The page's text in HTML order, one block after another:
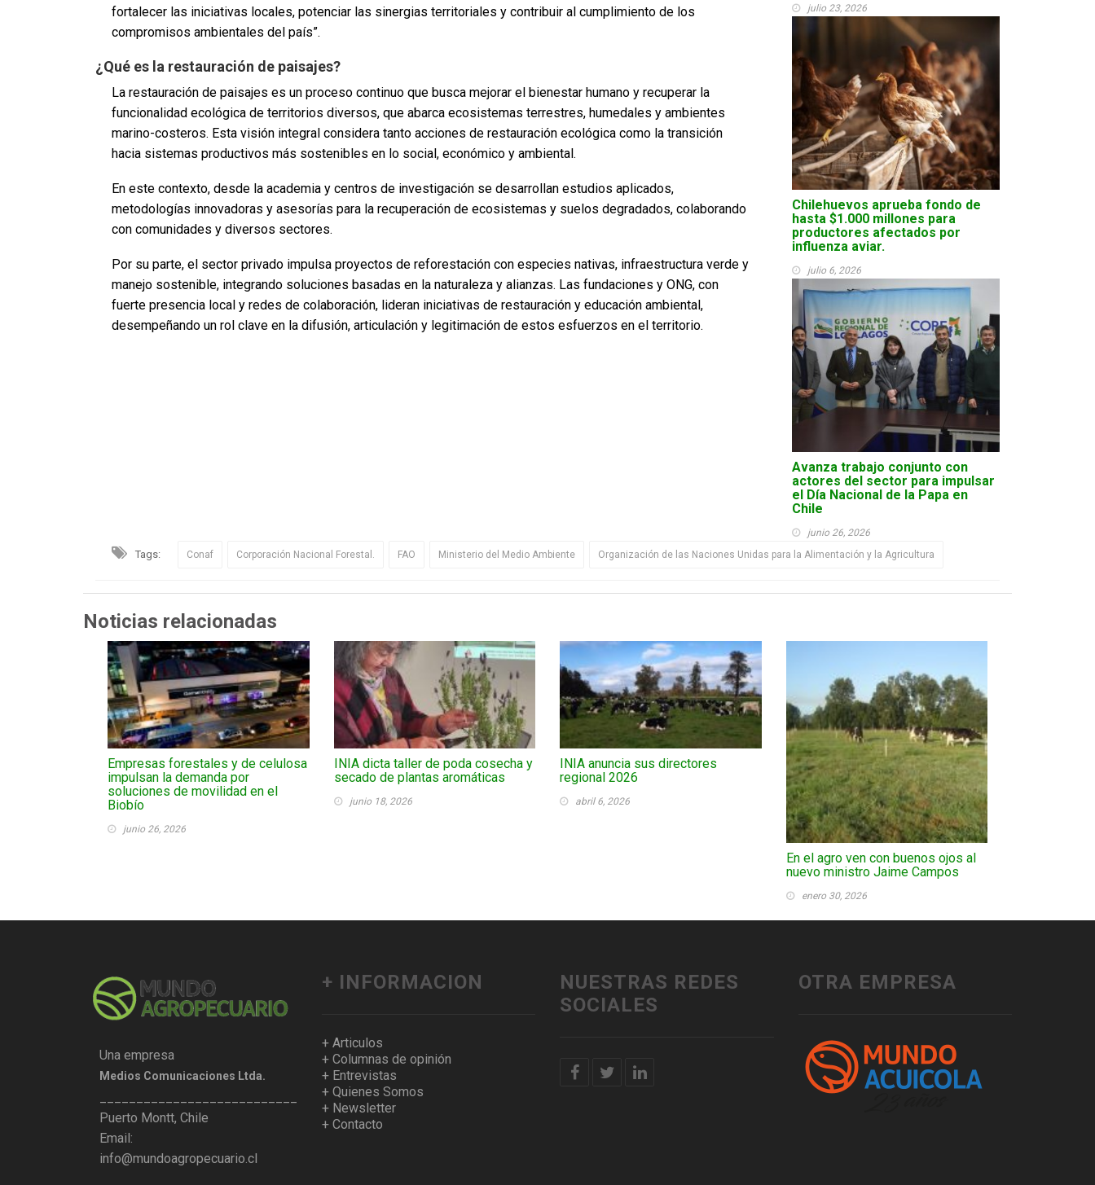
fortalecer las iniciativas locales, potenciar las sinergias territoriales y contribuir al cumplimiento de los
compromisos ambientales del país”.
¿Qué es la restauración de paisajes?
La restauración de paisajes es un proceso continuo que busca mejorar el bienestar humano y recuperar la
funcionalidad ecológica de territorios diversos, que abarca ecosistemas terrestres, humedales y ambientes
marino-costeros. Esta visión integral considera tanto acciones de restauración ecológica como la transición
hacia sistemas productivos más sostenibles en lo social, económico y ambiental.
En este contexto, desde la academia y centros de investigación se desarrollan estudios aplicados,
metodologías innovadoras y asesorías para la recuperación de ecosistemas y suelos degradados, colaborando
con comunidades y diversos sectores.
Por su parte, el sector privado impulsa proyectos de reforestación con especies nativas, infraestructura verde y
manejo sostenible, integrando soluciones basadas en la naturaleza y alianzas. Las fundaciones y ONG, con
fuerte presencia local y redes de colaboración, lideran iniciativas de restauración y educación ambiental,
desempeñando un rol clave en la difusión, articulación y legitimación de estos esfuerzos en el territorio.
julio 23, 2026
Chilehuevos aprueba fondo de
hasta $1.000 millones para
productores afectados por
influenza aviar.
julio 6, 2026
Avanza trabajo conjunto con
actores del sector para impulsar
el Día Nacional de la Papa en
Chile
junio 26, 2026
Tags: Conaf Corporación Nacional Forestal. FAO Ministerio del Medio Ambiente Organización de las Naciones Unidas para la Alimentación y la Agricultura
Noticias relacionadas
Empresas forestales y de celulosa
impulsan la demanda por
soluciones de movilidad en el
Biobío
junio 26, 2026
INIA dicta taller de poda cosecha y
secado de plantas aromáticas
junio 18, 2026
INIA anuncia sus directores
regional 2026
abril 6, 2026
En el agro ven con buenos ojos al
nuevo ministro Jaime Campos
enero 30, 2026
Una empresa
Medios Comunicaciones Ltda.
___________________________________
Puerto Montt, Chile
Email:
info@mundoagropecuario.cl
+ INFORMACION
+ Articulos
+ Columnas de opinión
+ Entrevistas
+ Quienes Somos
+ Newsletter
+ Contacto
NUESTRAS REDES
SOCIALES
OTRA EMPRESA